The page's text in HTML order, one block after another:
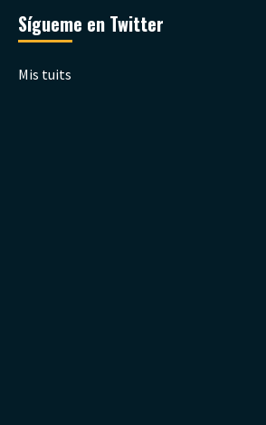
Sígueme en Twitter
Mis tuits